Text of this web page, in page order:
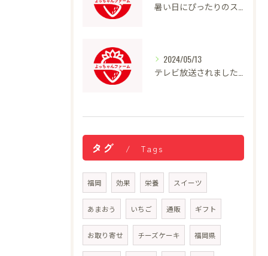
2024/05/13
タグ Tags
福岡 効果 栄養 スイーツ
あまおう いちご 通販 ギフト
お取り寄せ チーズケーキ 福岡県